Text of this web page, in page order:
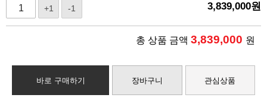
+1 -1 3,839,000원
총 상품 금액 3,839,000 원
바로 구매하기 장바구니 관심상품